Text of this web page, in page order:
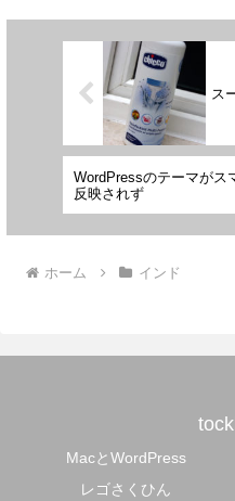
ス
WordPressのテーマがス
反映されず
ホーム インド
MacとWordPress
レゴさくひん